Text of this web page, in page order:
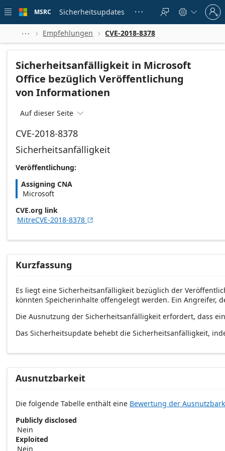
 main
MSRC Sicherheitsupdates    
Sign
in
to
account
  Empfehlungen  CVE-2018-8378
Sicherheitsanfälligkeit in Microsoft
Office bezüglich Veröffentlichung
von Informationen
Auf dieser Seite 
CVE-2018-8378
Sicherheitsanfälligkeit
Veröffentlichung:
Assigning CNA
Microsoft
CVE.org link
MitreCVE-2018-8378 
Kurzfassung
Es liegt eine Sicherheitsanfälligkeit bezüglich der
könnten Speicherinhalte offengelegt werden. Ein Angreifer,
Die Ausnutzung der Sicherheitsanfälligkeit erfordert, dass
Das Sicherheitsupdate behebt die Sicherheitsanfälligkeit,
Ausnutzbarkeit
Die folgende Tabelle enthält eine Bewertung der
Publicly disclosed
Nein
Exploited
Nein